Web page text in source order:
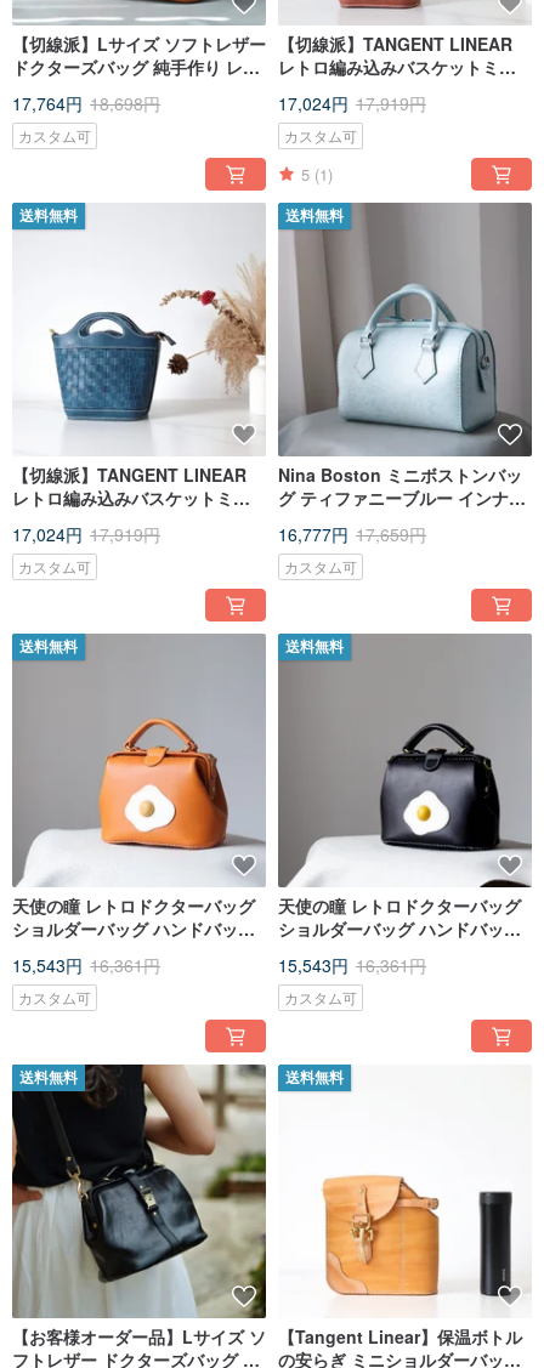
【切線派】Lサイズ ソフトレザー
ドクターズバッグ 純手作り レト
ョルダーバッグ オレンジ
17,764円 18,698円
カスタム可
【切線派】TANGENT LINEAR
レトロ編み込みバスケットミニ
ッグ
17,024円 17,919円
カスタム可
5 (1)
送料無料
【切線派】TANGENT LINEAR
レトロ編み込みバスケットミニ
ッグ
17,024円 17,919円
カスタム可
送料無料
Nina Boston ミニボストンバッ
グ ティファニーブルー インナー
16,777円 17,659円
カスタム可
送料無料
天使の瞳 レトロドクターバッグ
ショルダーバッグ ハンドバッグ
15,543円 16,361円
カスタム可
送料無料
天使の瞳 レトロドクターバッグ
ショルダーバッグ ハンドバッグ
15,543円 16,361円
カスタム可
送料無料
【お客様オーダー品】Lサイズ ソ
フトレザー ドクターズバッグ 純
送料無料
【Tangent Linear】保温ボトル
の安らぎ ミニショルダーバッグ